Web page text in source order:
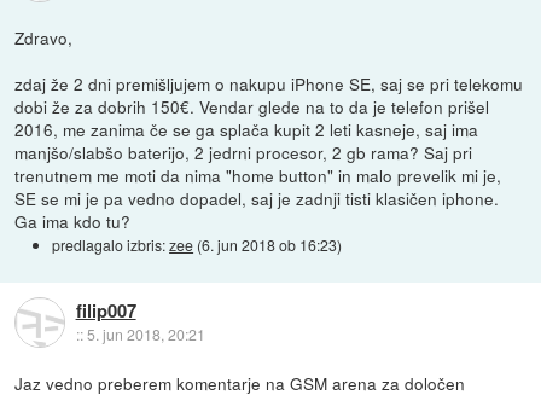
Zdravo,
zdaj že 2 dni premišljujem o nakupu iPhone SE, saj se pri telekomu
dobi že za dobrih 150€. Vendar glede na to da je telefon prišel
2016, me zanima če se ga splača kupit 2 leti kasneje, saj ima
manjšo/slabšo baterijo, 2 jedrni procesor, 2 gb rama? Saj pri
trenutnem me moti da nima "home button" in malo prevelik mi je,
SE se mi je pa vedno dopadel, saj je zadnji tisti klasičen iphone.
Ga ima kdo tu?
predlagalo izbris:zee (6. jun 2018 ob 16:23)
filip007
::5. jun 2018, 20:21
Jaz vedno preberem komentarje na GSM arena za določen